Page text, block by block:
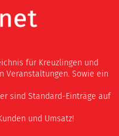
für Kreuzlingen und
Veranstaltungen. Sowie ein
sind Standard-Einträge auf
und Umsatz!